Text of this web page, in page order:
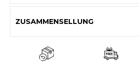
ZUSAMMENSELLUNG